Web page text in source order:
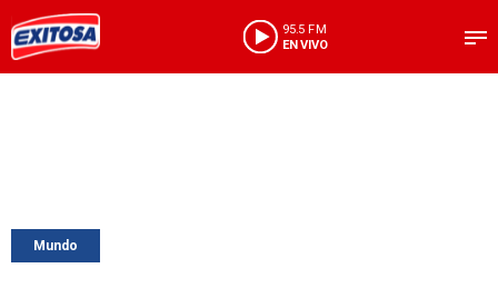
95.5 FM
EN VIVO
Mundo